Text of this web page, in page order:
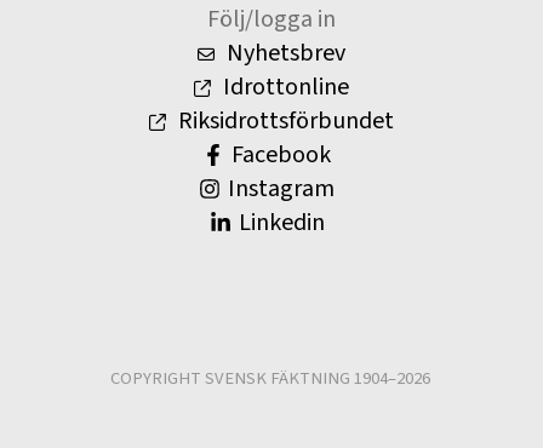
Följ/logga in
Nyhetsbrev
Idrottonline
Riksidrottsförbundet
Facebook
Instagram
Linkedin
COPYRIGHT SVENSK FÄKTNING 1904–2026